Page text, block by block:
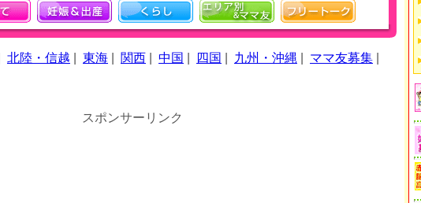
北陸・信越 東海 関西 中国 四国 九州・沖縄 ママ友募集
スポンサーリンク